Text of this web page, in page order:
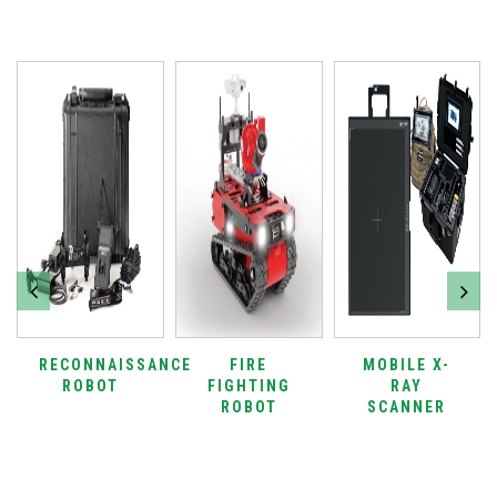
RECONNAISSANCE
ROBOT
FIRE
FIGHTING
ROBOT
MOBILE X-
RAY
SCANNER